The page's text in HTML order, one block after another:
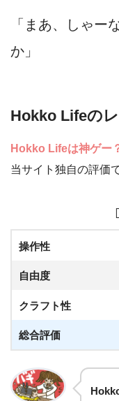
「まあ、しゃー
か」
Hokko Lifeの
Hokko Lifeは神ゲー
当サイト独自の評価
操作性
自由度
クラフト性
総合評価